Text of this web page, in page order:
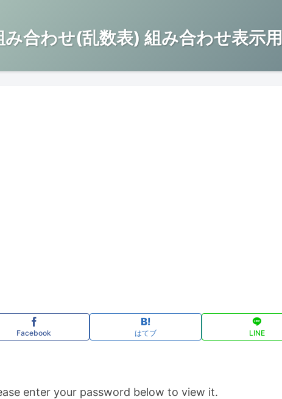
合わせ(乱数表) 組み合わせ表示
Facebook はてブ LINE
enter your password below to view it.